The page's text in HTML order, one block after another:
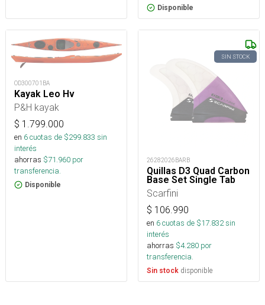
Disponible
OD300701BA
Kayak Leo Hv
P&H kayak
$ 1.799.000
en 6cuotas de $299.833 sin
interés
ahorras $71.960 por
transferencia.
Disponible
SIN STOCK
26282026BARB
Quillas D3 Quad Carbon
Base Set Single Tab
Scarfini
$ 106.990
en 6cuotas de $17.832sin
interés
ahorras $4.280 por
transferencia.
Sin stock disponible